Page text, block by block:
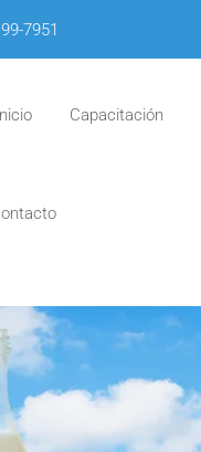
7951
Capacitación